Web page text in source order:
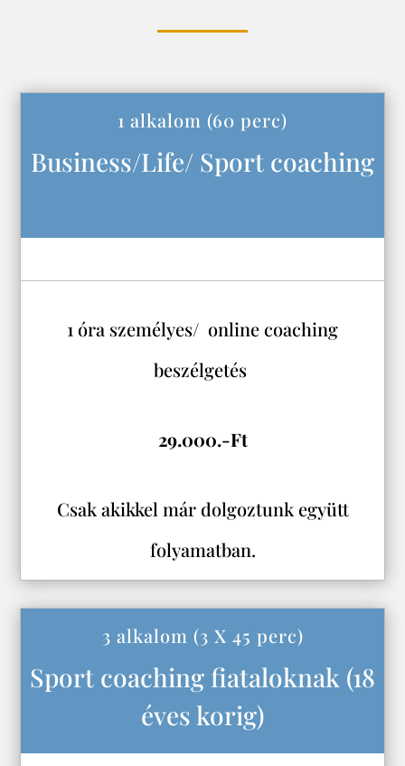
1 alkalom (60 perc)
Business/Life/ Sport coaching
1 óra személyes/ online coaching
beszélgetés
29.000.-Ft
Csak akikkel már dolgoztunk együtt
folyamatban.
3 alkalom (3 X 45 perc)
Sport coaching fiataloknak (18
éves korig)